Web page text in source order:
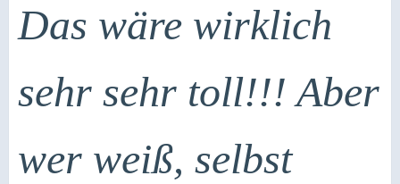
Das wäre wirklich
sehr sehr toll!!! Aber
wer weiß, selbst